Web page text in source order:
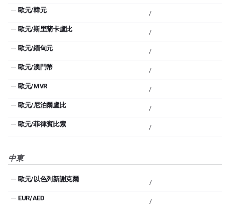
— 歐元/韓元 /
— 歐元/斯里蘭卡盧比 /
— 歐元/緬甸元 /
— 歐元/澳門幣 /
— 歐元/MVR /
— 歐元/尼泊爾盧比 /
— 歐元/菲律賓比索 /
中東
— 歐元/以色列新謝克爾 /
— EUR/AED /